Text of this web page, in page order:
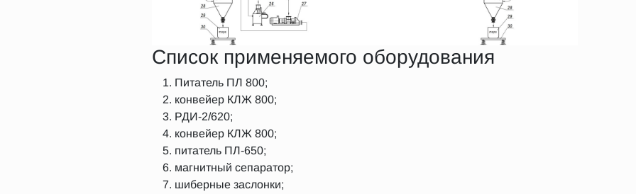
Список применяемого оборудования
Питатель ПЛ 800;
конвейер КЛЖ 800;
РДИ-2/620;
конвейер КЛЖ 800;
питатель ПЛ-650;
магнитный сепаратор;
шиберные заслонки;